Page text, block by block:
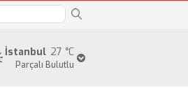
27 °C
İstanbul
Parçalı Bulutlu